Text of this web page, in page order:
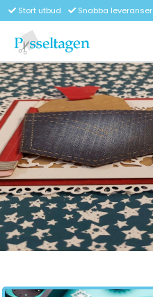
Stort utbud Snabba leveranser